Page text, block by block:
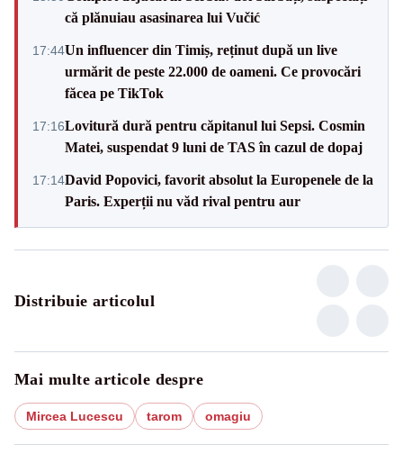
că plănuiau asasinarea lui Vučić
17:44Un influencer din Timiș, reținut după un live
urmărit de peste 22.000 de oameni. Ce provocări
făcea pe TikTok
17:16Lovitură dură pentru căpitanul lui Sepsi. Cosmin
Matei, suspendat 9 luni de TAS în cazul de dopaj
17:14David Popovici, favorit absolut la Europenele de la
Paris. Experții nu văd rival pentru aur
Distribuie articolul
Mai multe articole despre
Mircea Lucescu tarom omagiu